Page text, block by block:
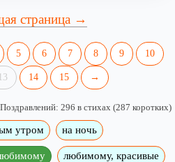
страница →
5 6 7 8 9 10
13 14 15 →
Поздравлений: 296 в стихах (287 коротких)
утром на ночь
любимому, красивые